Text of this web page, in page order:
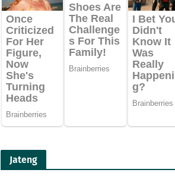
Jateng